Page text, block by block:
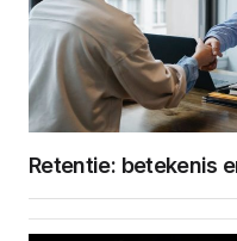
Retentie: betekenis